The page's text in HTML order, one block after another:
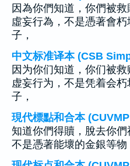
因為你們知道，你們被
虛妄行為，不是憑著會
子，
中文标准译本 (CSB
因为你们知道，你们被
虚妄行为，不是凭着会
子，
現代標點和合本
知道你們得贖，脫去你們
不是憑著能壞的金銀等物